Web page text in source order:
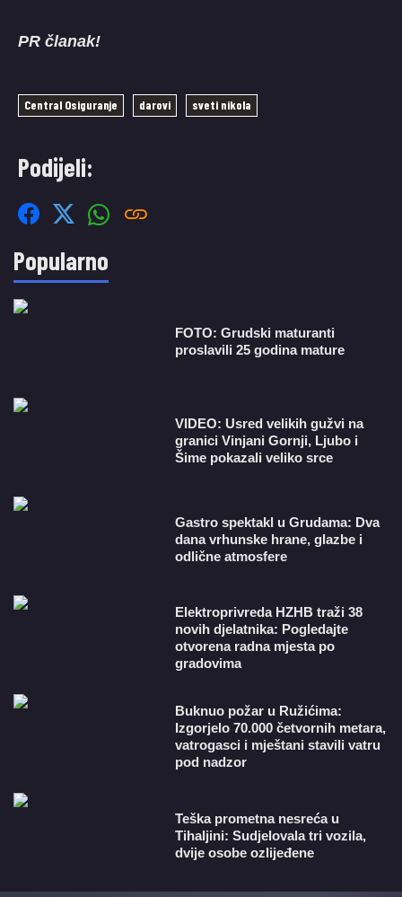
PR članak!
Central Osiguranje darovi sveti nikola
Podijeli:
Popularno
FOTO: Grudski maturanti
proslavili 25 godina mature
VIDEO: Usred velikih gužvi na
granici Vinjani Gornji, Ljubo i
Šime pokazali veliko srce
Gastro spektakl u Grudama: Dva
dana vrhunske hrane, glazbe i
odlične atmosfere
​Elektroprivreda HZHB traži 38
novih djelatnika: Pogledajte
otvorena radna mjesta po
gradovima
Buknuo požar u Ružićima:
Izgorjelo 70.000 četvornih metara,
vatrogasci i mještani stavili vatru
pod nadzor
Teška prometna nesreća u
Tihaljini: Sudjelovala tri vozila,
dvije osobe ozlijeđene